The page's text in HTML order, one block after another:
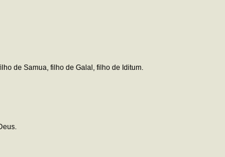
de Samua, filho de Galal, filho de Iditum.